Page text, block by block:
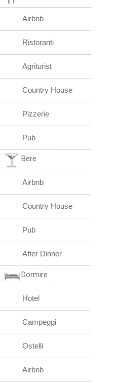
Airbnb
Ristoranti
Agriturist
Country House
Pizzerie
Pub
Bere
Airbnb
Country House
Pub
After Dinner
Dormire
Hotel
Campeggi
Ostelli
Airbnb